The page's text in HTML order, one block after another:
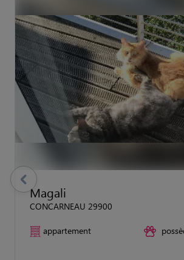
Magali
CONCARNEAU 29900
appartement
previous